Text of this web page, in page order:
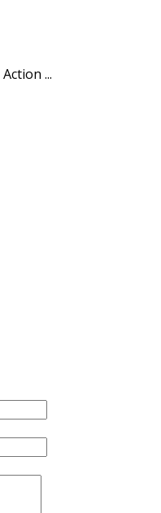
Action ...